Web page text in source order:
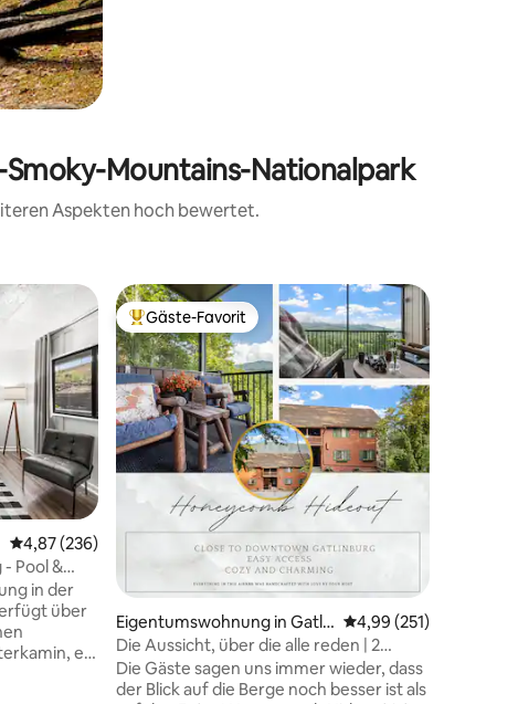
Mountains-Nationalpark
Aspekten hoch bewertet.
Bewertungen
Durchschnittliche Bewertung: 4,87 von 5, 236 Bewertungen
4,87 (236)
Pool &
in der
über
ein
Beliebter Gäste-Favorit.
Gäste-Favorit
Eigentumswohnung in Gatli
nburg
Durchschnittliche
4,99 (251)
Die Aussicht, über die alle reden | 2
Kingsize-Betten
Die Gäste sagen uns immer wieder, dass
der Blick auf die Berge noch besser ist als